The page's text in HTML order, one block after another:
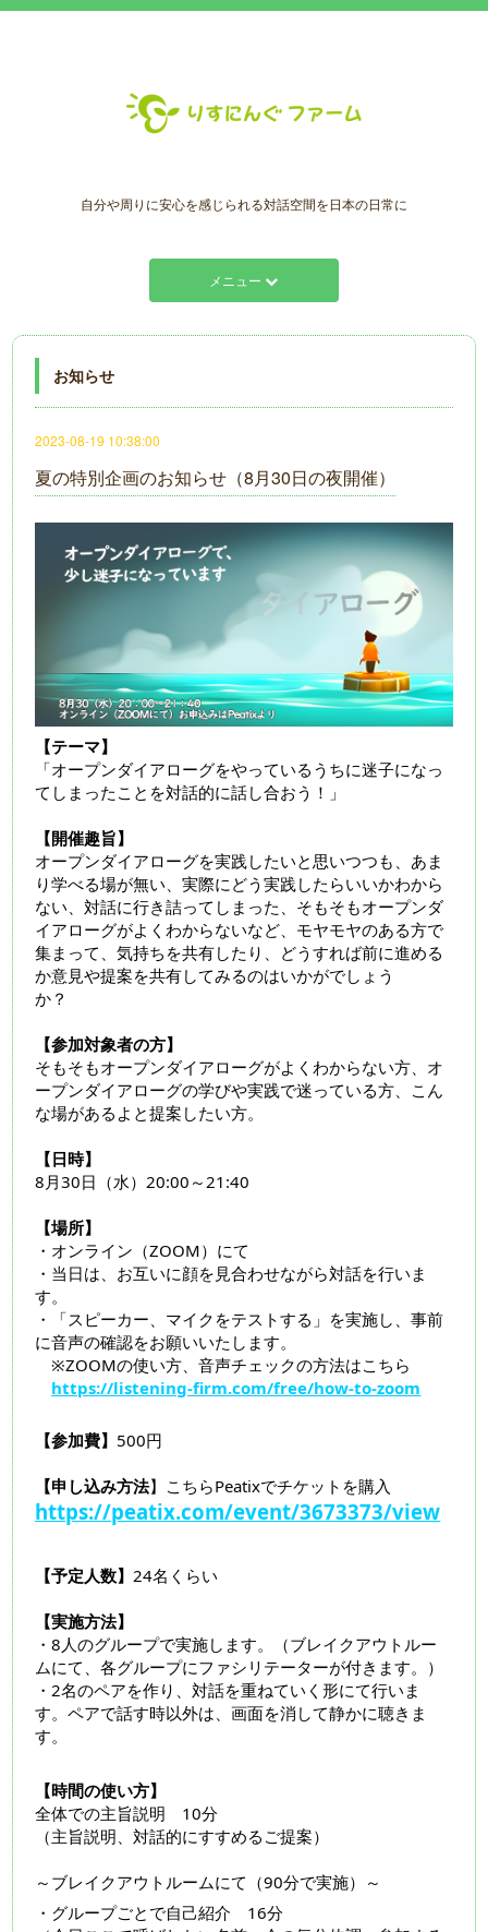
自分や周りに安心を感じられる対話空間を日本の日常に
メニュー
お知らせ
2023-08-19 10:38:00
夏の特別企画のお知らせ（8月30日の夜開催）
【テーマ】
「オープンダイアローグをやっているうちに迷子になっ
てしまったことを対話的に話し合おう！」
【開催趣旨】
オープンダイアローグを実践したいと思いつつも、あま
り学べる場が無い、実際にどう実践したらいいかわから
ない、対話に行き詰ってしまった、そもそもオープンダ
イアローグがよくわからないなど、モヤモヤのある方で
集まって、気持ちを共有したり、どうすれば前に進める
か意見や提案を共有してみるのはいかがでしょう
か？
【参加対象者の方】
そもそもオープンダイアローグがよくわからない方、オ
ープンダイアローグの学びや実践で迷っている方、こん
な場があるよと提案したい方。
【日時】
8月30日（水）20:00～21:40
【場所】
・オンライン（ZOOM）にて
・当日は、お互いに顔を見合わせながら対話を行いま
す。
・「スピーカー、マイクをテストする」を実施し、事前
に音声の確認をお願いいたします。
※ZOOMの使い方、音声チェックの方法はこちら
https://listening-firm.com/free/how-to-zoom
【参加費】 500円
【申し込み方法】こちらPeatixでチケットを購入
https://peatix.com/event/3673373/view
【予定人数】24名くらい
【実施方法】
・8人のグループで実施します。（ブレイクアウトルー
ムにて、各グループにファシリテーターが付きます。）
・2名のペアを作り、対話を重ねていく形にて行いま
す。ペアで話す時以外は、画面を消して静かに聴きま
す。
【時間の使い方】
全体での主旨説明 10分
（主旨説明、対話的にすすめるご提案）
～ブレイクアウトルームにて（90分で実施）～
・グループごとで自己紹介 16分